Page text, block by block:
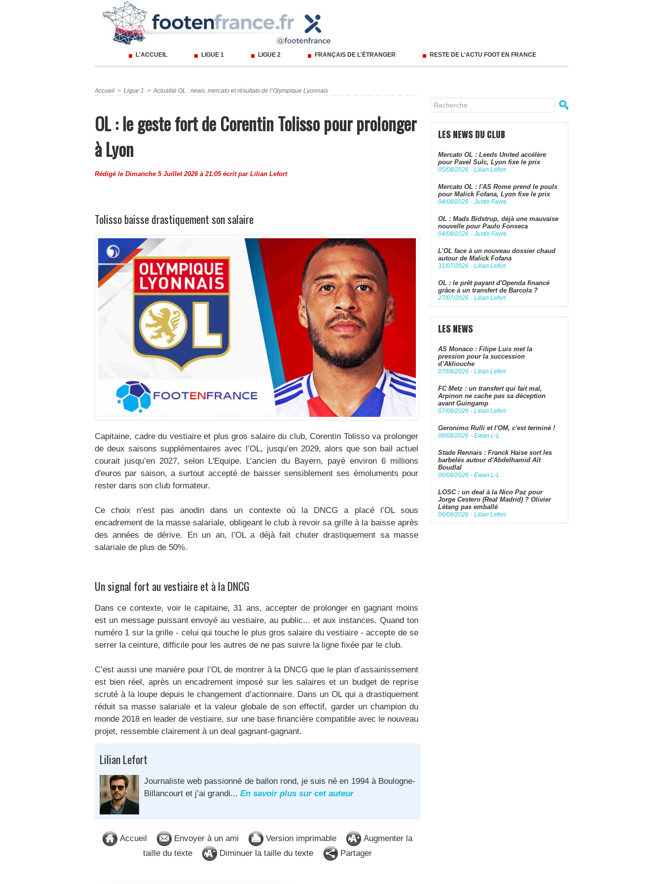
L'ACCUEIL LIGUE 1 LIGUE 2 FRANÇAIS DE L'ÉTRANGER RESTE DE L'ACTU FOOT EN FRANCE
Accueil > Ligue 1 > Actualité OL : news, mercato et résultats de l’Olympique Lyonnais
OL : le geste fort de Corentin Tolisso pour prolonger
à Lyon
Rédigé le Dimanche 5 Juillet 2026 à 21:05 écrit par Lilian Lefort
Tolisso baisse drastiquement son salaire
Capitaine, cadre du vestiaire et plus gros salaire du club, Corentin Tolisso va prolonger
de deux saisons supplémentaires avec l’OL, jusqu’en 2029, alors que son bail actuel
courait jusqu’en 2027, selon L'Equipe. L’ancien du Bayern, payé environ 6 millions
d'euros par saison, a surtout accepté de baisser sensiblement ses émoluments pour
rester dans son club formateur.
Ce choix n’est pas anodin dans un contexte où la DNCG a placé l’OL sous
encadrement de la masse salariale, obligeant le club à revoir sa grille à la baisse après
des années de dérive. En un an, l’OL a déjà fait chuter drastiquement sa masse
salariale de plus de 50%.
Un signal fort au vestiaire et à la DNCG
Dans ce contexte, voir le capitaine, 31 ans, accepter de prolonger en gagnant moins
est un message puissant envoyé au vestiaire, au public... et aux instances. Quand ton
numéro 1 sur la grille - celui qui touche le plus gros salaire du vestiaire - accepte de se
serrer la ceinture, difficile pour les autres de ne pas suivre la ligne fixée par le club.
C’est aussi une manière pour l’OL de montrer à la DNCG que le plan d’assainissement
est bien réel, après un encadrement imposé sur les salaires et un budget de reprise
scruté à la loupe depuis le changement d’actionnaire. Dans un OL qui a drastiquement
réduit sa masse salariale et la valeur globale de son effectif, garder un champion du
monde 2018 en leader de vestiaire, sur une base financière compatible avec le nouveau
projet, ressemble clairement à un deal gagnant-gagnant.
Lilian Lefort
Journaliste web passionné de ballon rond, je suis né en 1994 à Boulogne-
Billancourt et j’ai grandi... En savoir plus sur cet auteur
Accueil Envoyer à un ami Version imprimable
Augmenter la
taille du texte
Diminuer la taille du texte Partager
LES NEWS DU CLUB
Mercato OL : Leeds United accélère
pour Pavel Sulc, Lyon fixe le prix
05/08/2026 - Lilian Lefort
Mercato OL : l'AS Rome prend le pouls
pour Malick Fofana, Lyon fixe le prix
04/08/2026 - Justin Favre
OL : Mads Bidstrup, déjà une mauvaise
nouvelle pour Paulo Fonseca
04/08/2026 - Justin Favre
L’OL face à un nouveau dossier chaud
autour de Malick Fofana
31/07/2026 - Lilian Lefort
OL : le prêt payant d'Openda financé
grâce à un transfert de Barcola ?
27/07/2026 - Lilian Lefort
LES NEWS
AS Monaco : Filipe Luis met la
pression pour la succession
d’Akliouche
07/08/2026 - Lilian Lefort
FC Metz : un transfert qui fait mal,
Arpinon ne cache pas sa déception
avant Guingamp
07/08/2026 - Lilian Lefort
Geronimo Rulli et l'OM, c'est terminé !
06/08/2026 - Ewan L-L
Stade Rennais : Franck Haise sort les
barbelés autour d'Abdelhamid Aït
Boudlal
06/08/2026 - Ewan L-L
LOSC : un deal à la Nico Paz pour
Jorge Cestero (Real Madrid) ? Olivier
Létang pas emballé
06/08/2026 - Lilian Lefort